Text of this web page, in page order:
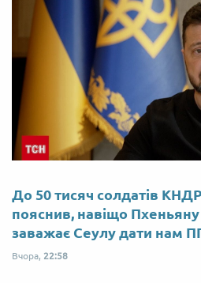
До 50 тисяч солдатів
пояснив, навіщо
заважає Сеулу дати нам
Вчора, 22:58